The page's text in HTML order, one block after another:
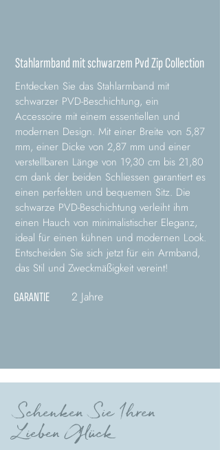
Stahlarmband mit schwarzem Pvd Zip Collection
Entdecken Sie das Stahlarmband mit
schwarzer PVD-Beschichtung, ein
Accessoire mit einem essentiellen und
modernen Design. Mit einer Breite von 5,87
mm, einer Dicke von 2,87 mm und einer
verstellbaren Länge von 19,30 cm bis 21,80
cm dank der beiden Schliessen garantiert es
einen perfekten und bequemen Sitz. Die
schwarze PVD-Beschichtung verleiht ihm
einen Hauch von minimalistischer Eleganz,
ideal für einen kühnen und modernen Look.
Entscheiden Sie sich jetzt für ein Armband,
das Stil und Zweckmäßigkeit vereint!
GARANTIE 2 Jahre
Schenken Sie Ihren
Lieben Glück